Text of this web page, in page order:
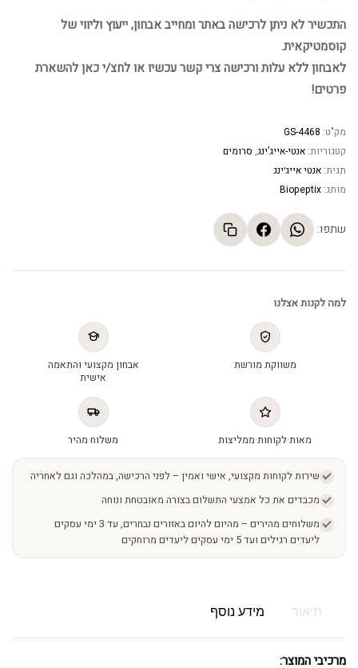
התכשיר לא ניתן לרכישה באתר ומחייב אבחון, ייעוץ וליווי של
קוסמטיקאית.
לאבחון ללא עלות ורכישה צרי קשר עכשיו או לחצ/י כאן להשארת
פרטים!
מק"ט: GS-4468
קטגוריות: אנטי-אייג’ינג, סרומים
תגית: אנטי אייג׳ינג
מותג: Biopeptix
שתפו:
למה לקנות אצלנו
משווקת מורשת
אבחון מקצועי והתאמה
אישית
מאות לקוחות ממליצות משלוח מהיר
שירות לקוחות מקצועי, אישי ואמין – לפני הרכישה, במהלכה וגם לאחריה
מכבדים את כל אמצעי התשלום בצורה מאובטחת ונוחה
משלוחים מהירים – מהיום להיום באזורים נבחרים, עד 3 ימי עסקים
ליעדים רגילים ועד 5 ימי עסקים ליעדים מרוחקים
תיאור מידע נוסף
מרכיבי המוצר: